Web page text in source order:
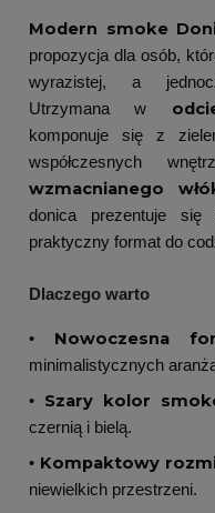
Modern smoke
propozycja dla osób,
wyrazistej, a
Utrzymana w
komponuje się z
współczesnych
wzmacnianego
donica prezentuje się
praktyczny format do
Dlaczego warto
• Nowoczesna
minimalistycznych
• Szary kolor
czernią i bielą.
• Kompaktowy
niewielkich przestrzeni.